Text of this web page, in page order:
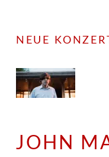
NEUE
JOHN